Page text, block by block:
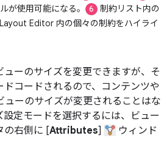
が使用可能になる。
6
制約リスト内の
Editor 内の個々の制約をハイライ
ューのサイズを変更できますが、そ
ドコードされるので、コンテンツや
ューのサイズが変更されることはな
設定モードを選択するには、ビュー
の右側に [Attributes]
ウィンド